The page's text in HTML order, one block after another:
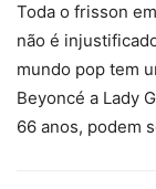
Toda o frisson
não é
mundo pop tem
Beyoncé a Lady
66 anos, podem